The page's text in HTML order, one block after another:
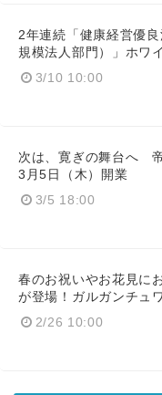
2年連続「健康経営優
規模法人部門）」ホワ
3/10 10:00
次は、寛ぎの舞台へ
3月5日（木）開業
3/5 18:00
春のお祝いやお花見に
が登場！ガルガンチュ
2/26 10:00